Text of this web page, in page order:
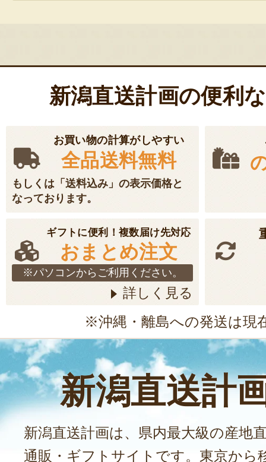
新潟直送計画の便利
お買い物の計算がしやすい
全品送料無料
もしくは「送料込み」の表示価格と
なっております。
ギフトに便利！複数届け先対応
おまとめ注文
※パソコンからご利用ください。
詳しく見る
※沖縄・離島への発送は現
新潟直送計
新潟直送計画は、県内最大級の産地
通販・ギフトサイトです。東京から